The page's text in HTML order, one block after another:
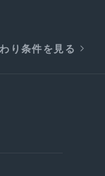
り条件を見る